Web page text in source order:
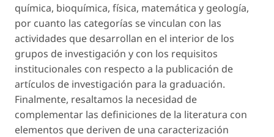
química, bioquímica, física, matemática y geología,
por cuanto las categorías se vinculan con las
actividades que desarrollan en el interior de los
grupos de investigación y con los requisitos
institucionales con respecto a la publicación de
artículos de investigación para la graduación.
Finalmente, resaltamos la necesidad de
complementar las definiciones de la literatura con
elementos que deriven de una caracterización